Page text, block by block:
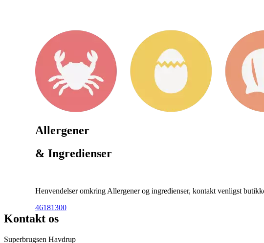
Allergener
& Ingredienser
Henvendelser omkring Allergener og ingredienser, kontakt venligst
46181300
Kontakt os
Superbrugsen Havdrup